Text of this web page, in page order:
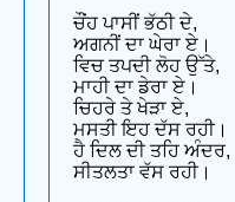
ਚੌਂਹ ਪਾਸੀਂ ਭੱਠੀ ਦੇ,
ਅਗਨੀਂ ਦਾ ਘੇਰਾ ਏ।
ਵਿਚ ਤਪਦੀ ਲੋਹ ਉੱਤੇ,
ਮਾਹੀ ਦਾ ਡੇਰਾ ਏ।
ਚਿਹਰੇ ਤੇ ਖੇੜਾ ਏ,
ਮਸਤੀ ਇਹ ਦੱਸ ਰਹੀ।
ਹੈ ਦਿਲ ਦੀ ਤਹਿ ਅੰਦਰ,
ਸੀਤਲਤਾ ਵੱਸ ਰਹੀ।